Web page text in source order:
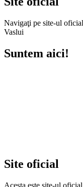
Navigaţi pe site-ul
Vaslui
Suntem aici!
Site oficial